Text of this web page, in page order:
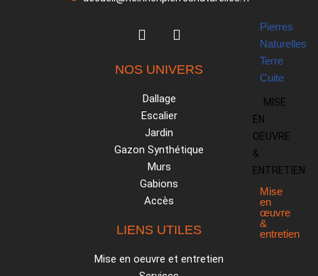
Pierres
Naturelles
Terre
Cuite
MISE
EN
OEUVRE
&
ENTRETIEN
Mise
en
œuvre
&
entretien
NOS UNIVERS
Dallage
Escalier
Jardin
Gazon Synthétique
Murs
Gabions
Accès
LIENS UTILES
Mise en oeuvre et entretien